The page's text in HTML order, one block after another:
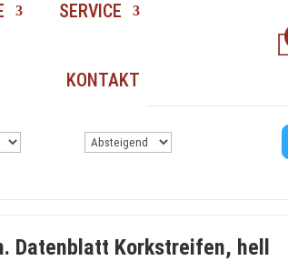
SERVICE
KONTAKT
Datenblatt Korkstreifen, hell